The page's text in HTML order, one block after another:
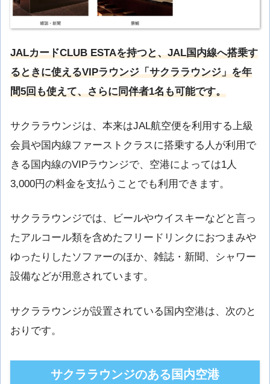
JALカードCLUB ESTAを持つと、JAL国内線へ搭乗す
るときに使えるVIPラウンジ「サクララウンジ」を年
間5回も使えて、さらに同伴者1名も可能です。
サクララウンジは、本来はJAL航空便を利用する上級
会員や国内線ファーストクラスに搭乗する人が利用で
きる国内線のVIPラウンジで、空港によっては1人
3,000円の料金を支払うことでも利用できます。
サクララウンジでは、ビールやウイスキーなどと言っ
たアルコール類を含めたフリードリンクにおつまみや
ゆったりしたソファーのほか、雑誌・新聞、シャワー
設備などが用意されています。
サクララウンジが設置されている国内空港は、次のと
おりです。
サクララウンジのある国内空港